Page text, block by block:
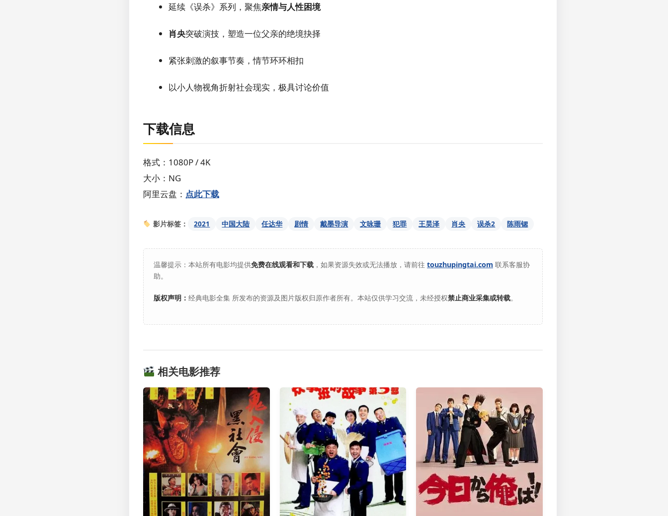
延续《误杀》系列，聚焦亲情与人性困境
肖央突破演技，塑造一位父亲的绝境抉择
紧张刺激的叙事节奏，情节环环相扣
以小人物视角折射社会现实，极具讨论价值
下载信息
格式：1080P / 4K
大小：NG
阿里云盘： 点此下载
影片标签： 2021 中国大陆 任达华 剧情 戴墨导演 文咏珊 犯罪 王昊泽 肖央 误杀2 陈雨锶
温馨提示：本站所有电影均提供免费在线观看和下载 ，如果资源失效或无法播放，请前往 touzhupingtai.com 联系客服协
助。
版权声明： 经典电影全集 所发布的资源及图片版权归原作者所有。本站仅供学习交流，未经授权禁止商业采集或转载。
相关电影推荐